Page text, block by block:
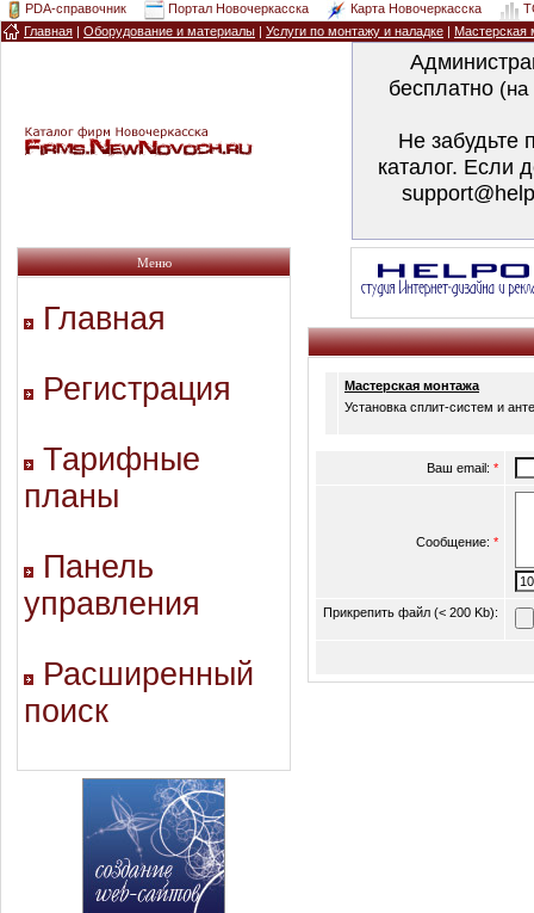
PDA-справочник Портал Новочеркасска Карта Новочеркасска
Главная | Оборудование и материалы | Услуги по монтажу и наладке | Мастерская
бесплатно
Не забудьте
каталог. Если
Меню
Главная
Регистрация
Тарифные
планы
Панель
управления
Расширенный
поиск
Мастерская монтажа
Установка сплит-систем и
Ваш email: *
Сообщение: *
Прикрепить файл (< 200 Kb):